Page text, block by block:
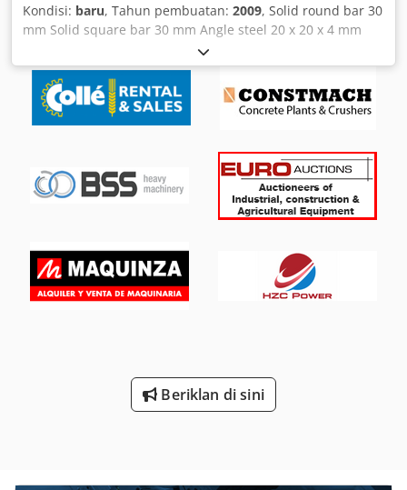
Kondisi: baru, Tahun pembuatan: 2009, Solid round bar 30
mm Solid square bar 30 mm Angle steel 20 x 20 x 4 mm
Codpfx Asv Skzdjm Rerf Flat steel 25 x 6 mm Shaft
diameter 20 mm Working speed 11 rpm Total power
requirement 0.2 kW Machine weight approx. 80 kg Space
requirement approx. 0.6 x 0.6 x 1.5 m Profile bending
machine equipped with: - Foot pedal for right/left rotation
driven - Operation possible in horizontal or vertical
position
Beriklan di sini